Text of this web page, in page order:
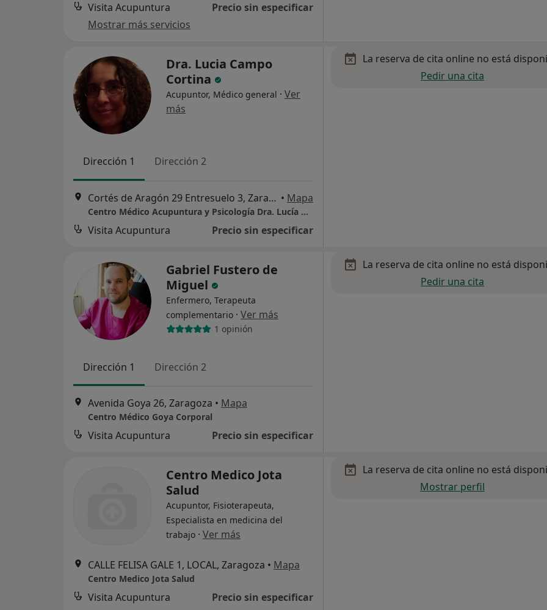
Visita Acupuntura
Precio sin especificar
Mostrar más servicios
Dra. Lucia Campo
Cortina
Acupuntor, Médico general · Ver
más
Dirección 1 Dirección 2
Cortés de Aragón 29 Entresuelo 3, Zaragoza • Mapa
Centro Médico Acupuntura y Psicología Dra. Lucía Campo
Visita Acupuntura Precio sin especificar
La reserva de cita online no está
Pedir una cita
Gabriel Fustero de
Miguel
Enfermero, Terapeuta
complementario · Ver más
1 opinión
Dirección 1 Dirección 2
Avenida Goya 26, Zaragoza • Mapa
Centro Médico Goya Corporal
Visita Acupuntura Precio sin especificar
La reserva de cita online no está
Pedir una cita
Centro Medico Jota
Salud
Acupuntor, Fisioterapeuta,
Especialista en medicina del
trabajo · Ver más
CALLE FELISA GALE 1, LOCAL, Zaragoza • Mapa
Centro Medico Jota Salud
Visita Acupuntura
Precio sin especificar
La reserva de cita online no está
Mostrar perfil